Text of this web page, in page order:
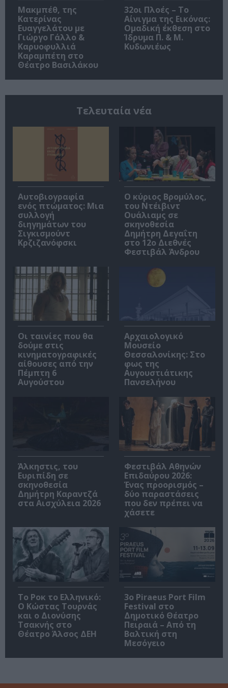
Μακμπέθ, της
Κατερίνας
Ευαγγελάτου με
Γιώργο Γάλλο &
Καρυοφυλλιά
Καραμπέτη στο
Θέατρο Βασιλάκου
32οι Πλοές – Το
Αίνιγμα της Εικόνας:
Ομαδική έκθεση στο
Ίδρυμα Π. & Μ.
Κυδωνιέως
Τελευταία νέα
Αυτοβιογραφία
ενός πτώματος: Μια
συλλογή
διηγημάτων του
Σιγκισμούντ
Κρζιζανόφσκι
O κύριος Βρομύλος,
του Ντέιβιντ
Ουάλιαμς σε
σκηνοθεσία
Δημήτρη Δεγαΐτη
στο 12ο Διεθνές
Φεστιβάλ Άνδρου
Οι ταινίες που θα
δούμε στις
κινηματογραφικές
αίθουσες από την
Πέμπτη 6
Αυγούστου
Αρχαιολογικό
Μουσείο
Θεσσαλονίκης: Στο
φως της
Αυγουστιάτικης
Πανσελήνου
Άλκηστις, του
Ευριπίδη σε
σκηνοθεσία
Δημήτρη Καραντζά
στα Αισχύλεια 2026
Φεστιβάλ Αθηνών
Επιδαύρου 2026:
Ένας προορισμός –
δύο παραστάσεις
που δεν πρέπει να
χάσετε
Το Ροκ το Ελληνικό:
Ο Κώστας Τουρνάς
και ο Διονύσης
Τσακνής στο
Θέατρο Άλσος ΔΕΗ
3o Piraeus Port Film
Festival στο
Δημοτικό Θέατρο
Πειραιά – Από τη
Βαλτική στη
Μεσόγειο